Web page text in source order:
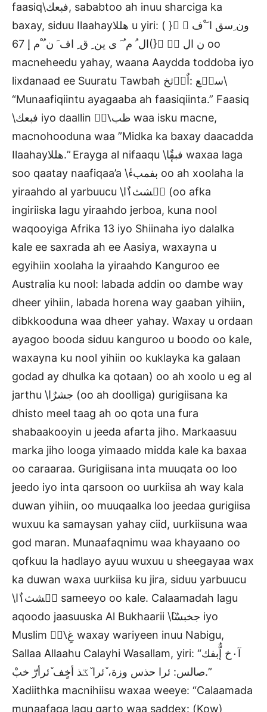
faasiq\فبعك, sababtoo ah inuu sharciga ka
baxay, siduu Ilaahayهللا u yiri: ( } َ ُون ِسق ا َ ْف
ال ُ م ُ َ ى ين ِ ق ِ اف َ ن ُ ْم إ 67(} ِ َّن ال oo
macneheedu yahay, waana Aaydda toddoba iyo
lixdanaad ee Suuratu Tawbah سحٛع :اٌزٛثخ\
“Munaafiqiintu ayagaaba ah faasiqiinta.” Faasiq
\فبعك iyo daallin \ٌُظب waa isku macne,
macnohooduna waa ”Midka ka baxay daacadda
Ilaahayهللا.” Erayga al nifaaqu \فبقٌٕا waxaa laga
soo qaatay naafiqaa’a \بفمبءٔ oo ah xoolaha la
yiraahdo al yarbuucu \عٛشث١ٌا (oo afka
ingiriiska lagu yiraahdo jerboa, kuna nool
waqooyiga Afrika 13 iyo Shiinaha iyo dalalka
kale ee saxrada ah ee Aasiya, waxayna u
egyihiin xoolaha la yiraahdo Kanguroo ee
Australia ku nool: labada addin oo dambe way
dheer yihiin, labada horena way gaaban yihiin,
dibkkooduna waa dheer yahay. Waxay u ordaan
ayagoo booda siduu kanguroo u boodo oo kale,
waxayna ku nool yihiin oo kuklayka ka galaan
godad ay dhulka ka qotaan) oo ah xoolo u eg al
jarthu \جشرٌا (oo ah doolliga) gurigiisana ka
dhisto meel taag ah oo qota una fura
shabaakooyin u jeeda afarta jiho. Markaasuu
marka jiho looga yimaado midda kale ka baxaa
oo caraaraa. Gurigiisana inta muuqata oo loo
jeedo iyo inta qarsoon oo uurkiisa ah way kala
duwan yihiin, oo muuqaalka loo jeedaa gurigiisa
wuxuu ka samaysan yahay ciid, uurkiisuna waa
god maran. Munaafaqnimu waa khayaano oo
qofkuu la hadlayo ayuu wuxuu u sheegayaa wax
ka duwan waxa uurkiisa ku jira, siduu yarbuucu
\عٛشث١ٌا sameeyo oo kale. Calaamadah lagu
aqoodo jaasuuska Al Bukhaarii \ٞجخبسٌا iyo
Muslim \ٍُغِ waxay wariyeen inuu Nabigu,
Sallaa Allaahu Calayhi Wasallam, yiri: “آ٠خ إٌّبفك
صالس: ئرا حذس وزة، ٚئرا ٚػذ أخٍف ٚئرأرّٓ خبْ.”
Xadiithka macnihiisu waxaa weeye: “Calaamada
munaafaqa lagu garto waa saddex: (Kow)